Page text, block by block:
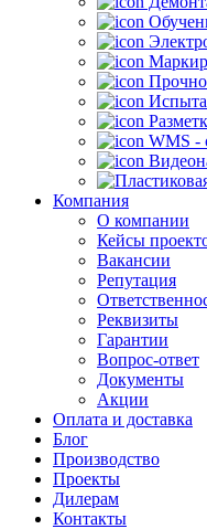
WMS -
Компания
О компании
Кейсы
Вакансии
Репутация
Реквизиты
Гарантии
Вопрос-ответ
Документы
Акции
Оплата и доставка
Блог
Производство
Проекты
Дилерам
Контакты